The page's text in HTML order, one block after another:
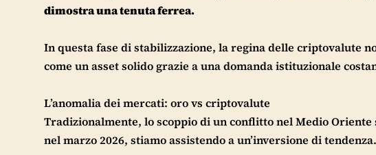
dimostra una tenuta ferrea.
In questa fase di stabilizzazione, la regina delle criptovalute
come un asset solido grazie a una domanda istituzionale
L’anomalia dei mercati: oro vs criptovalute
Tradizionalmente, lo scoppio di un conflitto nel Medio
nel marzo 2026, stiamo assistendo a un’inversione di tendenza.